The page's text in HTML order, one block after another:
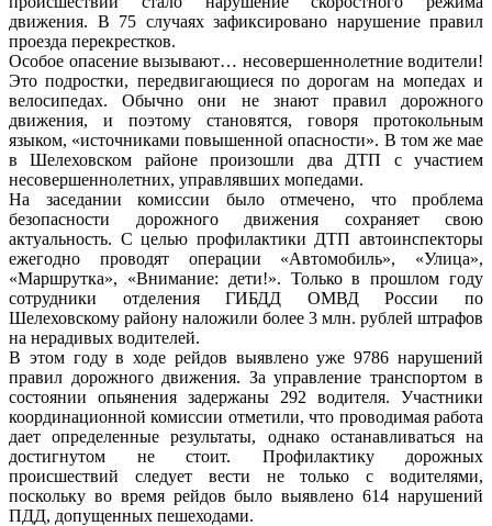
движения. В 75 случаях зафиксировано нарушение правил
проезда перекрестков.
Особое опасение вызывают… несовершеннолетние водители!
Это подростки, передвигающиеся по дорогам на мопедах и
велосипедах. Обычно они не знают правил дорожного
движения, и поэтому становятся, говоря протокольным
языком, «источниками повышенной опасности». В том же мае
в Шелеховском районе произошли два ДТП с участием
несовершеннолетних, управлявших мопедами.
На заседании комиссии было отмечено, что проблема
безопасности дорожного движения сохраняет свою
актуальность. С целью профилактики ДТП автоинспекторы
ежегодно проводят операции «Автомобиль», «Улица»,
«Маршрутка», «Внимание: дети!». Только в прошлом году
сотрудники отделения ГИБДД ОМВД России по
Шелеховскому району наложили более 3 млн. рублей штрафов
на нерадивых водителей.
В этом году в ходе рейдов выявлено уже 9786 нарушений
правил дорожного движения. За управление транспортом в
состоянии опьянения задержаны 292 водителя. Участники
координационной комиссии отметили, что проводимая работа
дает определенные результаты, однако останавливаться на
достигнутом не стоит. Профилактику дорожных
происшествий следует вести не только с водителями,
поскольку во время рейдов было выявлено 614 нарушений
ПДД, допущенных пешеходами.